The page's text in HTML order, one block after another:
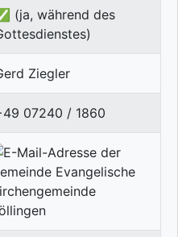
(ja, während des
Ziegler
07240 / 1860